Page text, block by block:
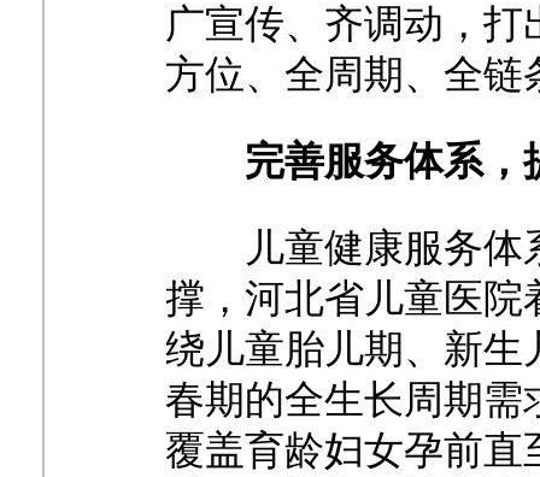
广宣传、齐调动，
方位、全周期、全链
完善服务体系，
儿童健康服务体
撑，河北省儿童医
绕儿童胎儿期、新
春期的全生长周期
覆盖育龄妇女孕前